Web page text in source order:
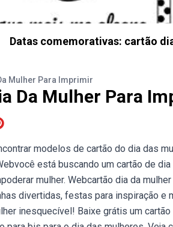
Datas comemorativas: cartão
Mulher Para Imprimir
Da Mulher Para
modelos de cartão do dia das
está buscando um cartão de
mulher. Webcartão dia da
divertidas, festas para inspiração
inesquecível! Baixe grátis um